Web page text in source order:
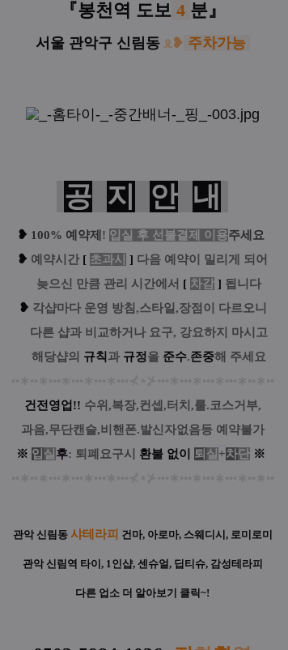
『봉천역 도보 4 분』
서울 관악구 신림동 ᦸ❥ 주차가능
공 지 안 내
❥ 100% 예약제 ! 입실 후 선불결제 이용주세요
❥ 예 약시간 [ 초과시 ] 다음 예약이 밀리게 되어
늦으신 만큼 관리 시간에서 [ 차감 ] 됩니다
❥ 각샵마다 운영 방침,스타일,장점이 다르오니
다른 샵과 비교하거나 요구, 강요하지 마시고
....해당샵의 규칙 과 규정을 준수.존중해 주세요
건전영업!! 수위,복장,컨셉,터치,룰.코스거부,
과음,무단캔슬,비핸폰.발신자없음등 예약불가
※ 입 실 후: 퇴폐요구시 환불 없이 퇴 실 +차단 ※
관악 신림동 샤테라피 건마, 아로마, 스웨디시, 로미로미
관악 신림역 타이, 1인샵, 센슈얼, 딥티슈, 감성테라피
다른 업소 더 알아보기 클릭~!